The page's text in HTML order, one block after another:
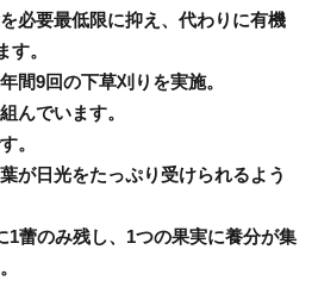
必要最低限に抑え、代わりに有機
。
間9回の下草刈りを実施。
んでいます。
。
が日光をたっぷり受けられるよう
1蕾のみ残し、1つの果実に養分が集